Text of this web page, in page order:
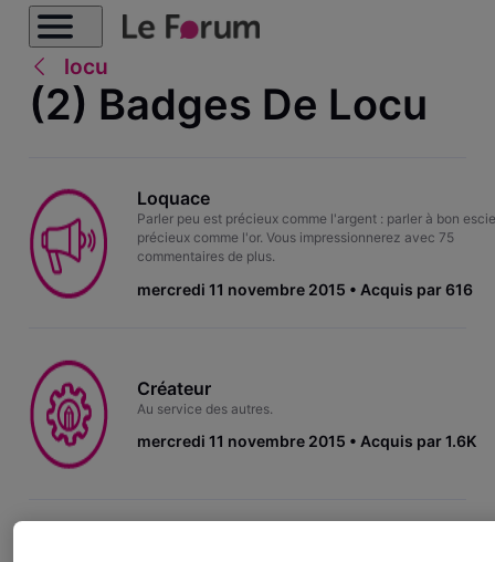
locu
(2) Badges De Locu
Loquace
Parler peu est précieux comme l'argent : parler à bon
précieux comme l'or. Vous impressionnerez avec 75
commentaires de plus.
mercredi 11 novembre 2015 Acquis par 616
Créateur
Au service des autres.
mercredi 11 novembre 2015 Acquis par 1.6K